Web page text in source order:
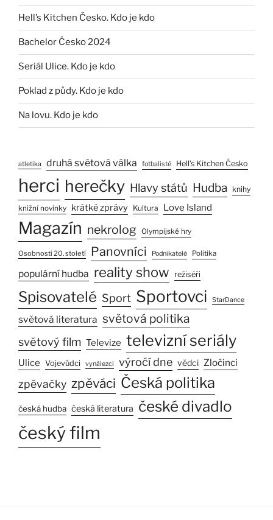
Hell’s Kitchen Česko. Kdo je kdo
Bachelor Česko 2024
Seriál Ulice. Kdo je kdo
Poklad z půdy. Kdo je kdo
Na lovu. Kdo je kdo
atletika druhá světová válka fotbalisté Hell’s Kitchen Česko
herci herečky Hlavy států Hudba knihy
knižní novinky krátké zprávy Kultura Love Island
Magazín nekrolog Olympijské hry
Osobnosti 20. století Panovníci Podnikatelé Politika
populární hudba reality show režiséři
Spisovatelé Sport Sportovci StarDance
světová literatura světová politika
světový film Televize televizní seriály
Ulice Vojevůdci vynálezci výročí dne vědci Zločinci
zpěvačky zpěváci Česká politika
česká hudba česká literatura české divadlo
český film